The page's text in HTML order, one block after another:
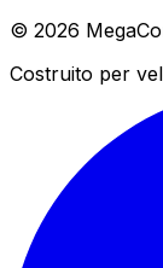
© 2026
Costruito per